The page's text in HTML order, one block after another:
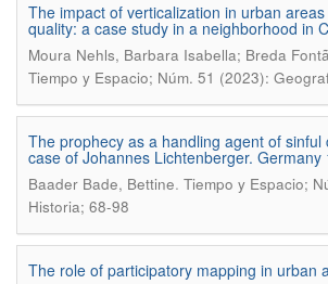
The impact of verticalization in urban
quality: a case study in a neighborhood in
Moura Nehls, Barbara Isabella; Breda
Tiempo y Espacio; Núm. 51 (2023):
The prophecy as a handling agent of sinful
case of Johannes Lichtenberger. Germany
Baader Bade, Bettine. Tiempo y Espacio;
Historia; 68-98
The role of participatory mapping in urban